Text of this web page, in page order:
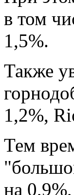
в том
1,5%.
Также
1,2%,
Тем
на